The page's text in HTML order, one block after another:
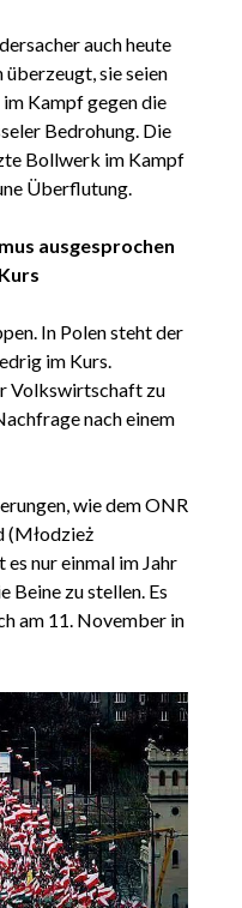
auch heute
sie seien
Kampf gegen die
Bedrohung. Die
Bollwerk im Kampf
Überflutung.
ausgesprochen
In Polen steht der
im Kurs.
Volkswirtschaft zu
nach einem
wie dem ONR
(Młodzież
nur einmal im Jahr
Beine zu stellen. Es
am 11. November in